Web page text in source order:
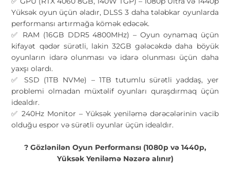
Yüksək oyun üçün əladır, DLSS 3 daha tələbkar oyunlarda
performansı artırmağa kömək edəcək.
✅ RAM (16GB DDR5 4800MHz) – Oyun oynamaq üçün
kifayət qədər sürətli, lakin 32GB gələcəkdə daha böyük
oyunların idarə olunması və idarə olunması üçün daha
yaxşı olardı.
✅ SSD (1TB NVMe) – 1TB tutumlu sürətli yaddaş, yer
problemi olmadan müxtəlif oyunları quraşdırmaq üçün
idealdır.
✅ 240Hz Monitor – Yüksək yeniləmə dərəcələrinin vacib
olduğu espor və sürətli oyunlar üçün idealdır.
? Gözlənilən Oyun Performansı (1080p və 1440p,
Yüksək Yeniləmə Nəzərə alınır)